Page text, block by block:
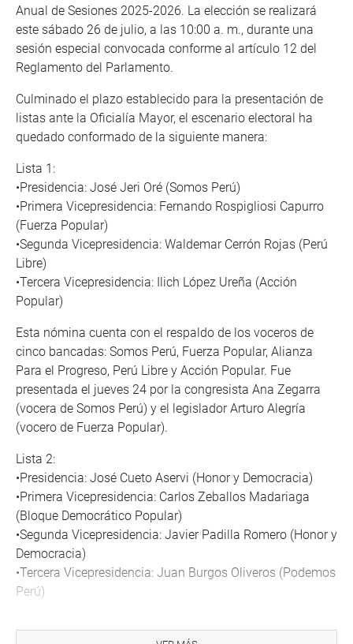
Anual de Sesiones 2025-2026. La elección se realizará
este sábado 26 de julio, a las 10:00 a. m., durante una
sesión especial convocada conforme al artículo 12 del
Reglamento del Parlamento.
Culminado el plazo establecido para la presentación de
listas ante la Oficialía Mayor, el escenario electoral ha
quedado conformado de la siguiente manera:
Lista 1:
•Presidencia: José Jeri Oré (Somos Perú)
•Primera Vicepresidencia: Fernando Rospigliosi Capurro
(Fuerza Popular)
•Segunda Vicepresidencia: Waldemar Cerrón Rojas (Perú
Libre)
•Tercera Vicepresidencia: Ilich López Ureña (Acción
Popular)
Esta nómina cuenta con el respaldo de los voceros de
cinco bancadas: Somos Perú, Fuerza Popular, Alianza
Para el Progreso, Perú Libre y Acción Popular. Fue
presentada el jueves 24 por la congresista Ana Zegarra
(vocera de Somos Perú) y el legislador Arturo Alegría
(vocero de Fuerza Popular).
Lista 2:
•Presidencia: José Cueto Aservi (Honor y Democracia)
•Primera Vicepresidencia: Carlos Zeballos Madariaga
(Bloque Democrático Popular)
•Segunda Vicepresidencia: Javier Padilla Romero (Honor y
Democracia)
•Tercera Vicepresidencia: Juan Burgos Oliveros (Podemos
Perú)